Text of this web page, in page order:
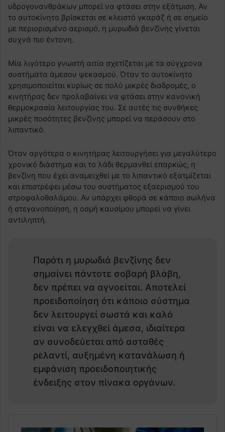
υδρογονανθράκων μπορεί να φτάσει στην εξάτμιση. Αν
το αυτοκίνητο βρίσκεται σε κλειστό γκαράζ ή σε σημείο
με περιορισμένο αερισμό, η μυρωδιά βενζίνης γίνεται
συχνά πιο έντονη.
Μία λιγότερο γνωστή αιτία σχετίζεται με τα σύγχρονα
συστήματα άμεσου ψεκασμού. Όταν το αυτοκίνητο
χρησιμοποιείται κυρίως σε πολύ μικρές διαδρομές, ο
κινητήρας δεν προλαβαίνει να φτάσει στην κανονική
θερμοκρασία λειτουργίας του. Σε αυτές τις συνθήκες
μικρές ποσότητες βενζίνης μπορεί να περάσουν στο
λιπαντικό.
Όταν αργότερα ο κινητήρας λειτουργήσει για μεγαλύτερο
χρονικό διάστημα και το λάδι θερμανθεί επαρκώς, η
βενζίνη που έχει αναμειχθεί με το λιπαντικό εξατμίζεται
και επιστρέφει μέσω του συστήματος εξαερισμού του
στροφαλοθαλάμου. Αν υπάρχει φθορά σε κάποιο σωλήνα
ή στεγανοποίηση, η οσμή καυσίμου μπορεί να γίνει
αντιληπτή.
Παρότι η μυρωδιά βενζίνης δεν
σημαίνει πάντοτε σοβαρή βλάβη,
δεν πρέπει να αγνοείται. Αποτελεί
προειδοποίηση ότι κάποιο σύστημα
δεν λειτουργεί σωστά και καλό
είναι να ελεγχθεί άμεσα, ιδιαίτερα
αν συνοδεύεται από ασταθές
ρελαντί, αυξημένη κατανάλωση ή
εμφάνιση προειδοποιητικής
ένδειξης στον πίνακα οργάνων.